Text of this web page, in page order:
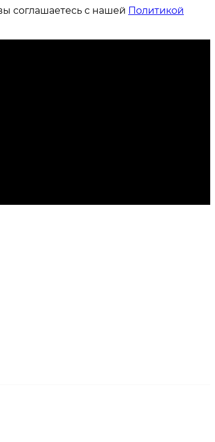
соглашаетесь с нашей Политикой